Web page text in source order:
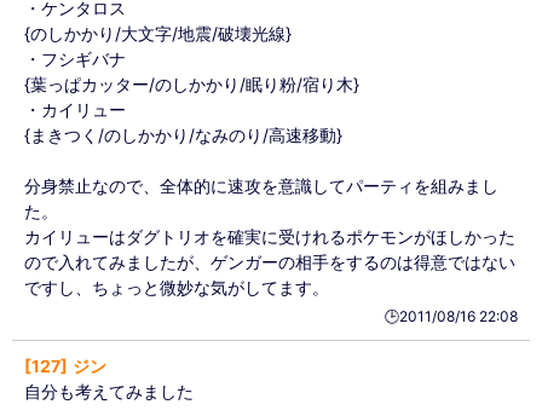
・ケンタロス
{のしかかり/大文字/地震/破壊光線}
・フシギバナ
{葉っぱカッター/のしかかり/眠り粉/宿り木}
・カイリュー
{まきつく/のしかかり/なみのり/高速移動}
分身禁止なので、全体的に速攻を意識してパーティを組みまし
た。
カイリューはダグトリオを確実に受けれるポケモンがほしかった
ので入れてみましたが、ゲンガーの相手をするのは得意ではない
ですし、ちょっと微妙な気がしてます。
🕒️2011/08/16 22:08
127
ジン
自分も考えてみました